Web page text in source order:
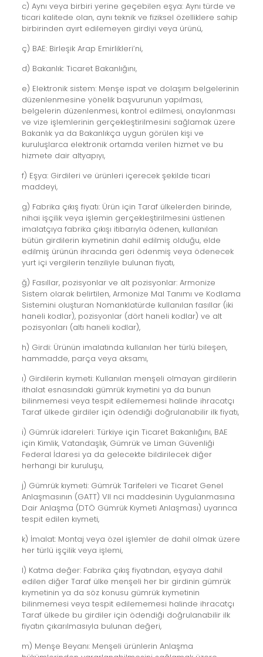
c) Aynı veya birbiri yerine geçebilen eşya: Aynı türde ve
ticari kalitede olan, aynı teknik ve fiziksel özelliklere sahip
birbirinden ayırt edilemeyen girdiyi veya ürünü,
ç) BAE: Birleşik Arap Emirlikleri’ni,
d) Bakanlık: Ticaret Bakanlığını,
e) Elektronik sistem: Menşe ispat ve dolaşım belgelerinin
düzenlenmesine yönelik başvurunun yapılması,
belgelerin düzenlenmesi, kontrol edilmesi, onaylanması
ve vize işlemlerinin gerçekleştirilmesini sağlamak üzere
Bakanlık ya da Bakanlıkça uygun görülen kişi ve
kuruluşlarca elektronik ortamda verilen hizmet ve bu
hizmete dair altyapıyı,
f) Eşya: Girdileri ve ürünleri içerecek şekilde ticari
maddeyi,
g) Fabrika çıkış fiyatı: Ürün için Taraf ülkelerden birinde,
nihai işçilik veya işlemin gerçekleştirilmesini üstlenen
imalatçıya fabrika çıkışı itibarıyla ödenen, kullanılan
bütün girdilerin kıymetinin dahil edilmiş olduğu, elde
edilmiş ürünün ihracında geri ödenmiş veya ödenecek
yurt içi vergilerin tenziliyle bulunan fiyatı,
ğ) Fasıllar, pozisyonlar ve alt pozisyonlar: Armonize
Sistem olarak belirtilen, Armonize Mal Tanımı ve Kodlama
Sistemini oluşturan Nomanklatürde kullanılan fasıllar (iki
haneli kodlar), pozisyonlar (dört haneli kodlar) ve alt
pozisyonları (altı haneli kodlar),
h) Girdi: Ürünün imalatında kullanılan her türlü bileşen,
hammadde, parça veya aksamı,
ı) Girdilerin kıymeti: Kullanılan menşeli olmayan girdilerin
ithalat esnasındaki gümrük kıymetini ya da bunun
bilinmemesi veya tespit edilememesi halinde ihracatçı
Taraf ülkede girdiler için ödendiği doğrulanabilir ilk fiyatı,
i) Gümrük idareleri: Türkiye için Ticaret Bakanlığını, BAE
için Kimlik, Vatandaşlık, Gümrük ve Liman Güvenliği
Federal İdaresi ya da gelecekte bildirilecek diğer
herhangi bir kuruluşu,
j) Gümrük kıymeti: Gümrük Tarifeleri ve Ticaret Genel
Anlaşmasının (GATT) VII nci maddesinin Uygulanmasına
Dair Anlaşma (DTÖ Gümrük Kıymeti Anlaşması) uyarınca
tespit edilen kıymeti,
k) İmalat: Montaj veya özel işlemler de dahil olmak üzere
her türlü işçilik veya işlemi,
l) Katma değer: Fabrika çıkış fiyatından, eşyaya dahil
edilen diğer Taraf ülke menşeli her bir girdinin gümrük
kıymetinin ya da söz konusu gümrük kıymetinin
bilinmemesi veya tespit edilememesi halinde ihracatçı
Taraf ülkede bu girdiler için ödendiği doğrulanabilir ilk
fiyatın çıkarılmasıyla bulunan değeri,
m) Menşe Beyanı: Menşeli ürünlerin Anlaşma